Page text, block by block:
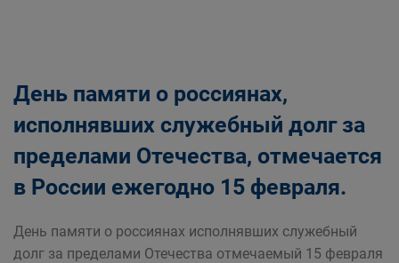
День памяти о россиянах,
исполнявших служебный долг за
пределами Отечества, отмечается
в России ежегодно 15 февраля.
День памяти о россиянах исполнявших служебный
долг за пределами Отечества отмечаемый 15 февраля